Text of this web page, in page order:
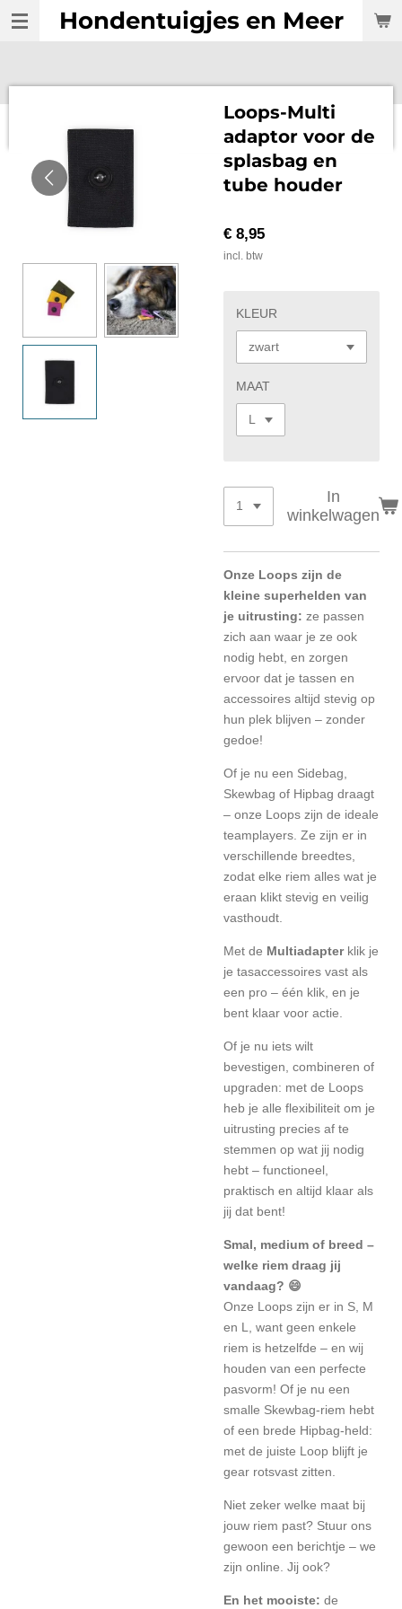
Ga
direct
Hondentuigjes en Meer
Loops-Multi
adaptor voor de
splasbag en
tube houder
€ 8,95
incl. btw
KLEUR
MAAT
In
winkelwagen
Onze Loops zijn de
kleine superhelden van
je uitrusting: ze passen
zich aan waar je ze ook
nodig hebt, en zorgen
ervoor dat je tassen en
accessoires altijd stevig op
hun plek blijven – zonder
gedoe!
Of je nu een Sidebag,
Skewbag of Hipbag draagt
– onze Loops zijn de ideale
teamplayers. Ze zijn er in
verschillende breedtes,
zodat elke riem alles wat je
eraan klikt stevig en veilig
vasthoudt.
Met de Multiadapterklik je
je tasaccessoires vast als
een pro – één klik, en je
bent klaar voor actie.
Of je nu iets wilt
bevestigen, combineren of
upgraden: met de Loops
heb je alle flexibiliteit om je
uitrusting precies af te
stemmen op wat jij nodig
hebt – functioneel,
praktisch en altijd klaar als
jij dat bent!
Smal, medium of breed –
welke riem draag jij
vandaag? 😄
Onze Loops zijn er in S, M
en L, want geen enkele
riem is hetzelfde – en wij
houden van een perfecte
pasvorm! Of je nu een
smalle Skewbag-riem hebt
of een brede Hipbag-held:
met de juiste Loop blijft je
gear rotsvast zitten.
Niet zeker welke maat bij
jouw riem past? Stuur ons
gewoon een berichtje – we
zijn online. Jij ook?
En het mooiste: de